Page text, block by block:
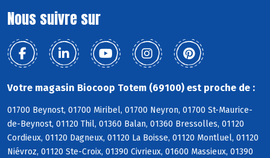
Nous suivre sur
Votre magasin Biocoop Totem (69100) est proche de :
01700 Beynost, 01700 Miribel, 01700 Neyron, 01700 St-Maurice-
de-Beynost, 01120 Thil, 01360 Balan, 01360 Bressolles, 01120
Cordieux, 01120 Dagneux, 01120 La Boisse, 01120 Montluel, 01120
Niévroz, 01120 Ste-Croix, 01390 Civrieux, 01600 Massieux, 01390